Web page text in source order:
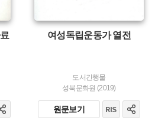
여성독립운동가 열전
도서간행물
성북문화원 (2019)
원문보기